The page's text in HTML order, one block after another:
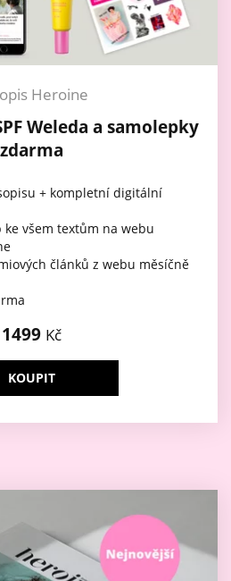
Heroine
Weleda a samolepky
zdarma
+ kompletní digitální
všem textům na webu
článků z webu měsíčně
1499 Kč
KOUPIT